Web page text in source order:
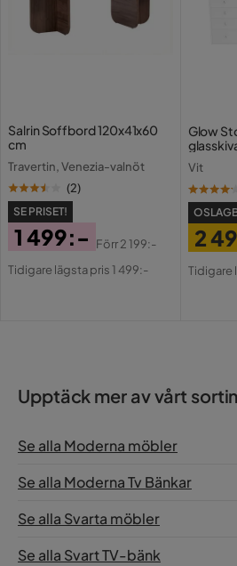
Salrin Soffbord 120x41x60
cm
Travertin, Venezia-valnöt
(2)
SE PRISET!
Pris
1 499:-
Original
Förr2 199:-
Tidigare lägsta pris 1 499:-
Glow
Vit
Pris
2
Tidigare
Upptäck mer av vårt
Se alla Moderna möbler
Se alla Moderna Tv Bänkar
Se alla Svarta möbler
Se alla Svart TV-bänk